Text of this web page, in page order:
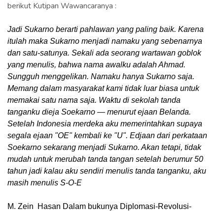
berikut Kutipan Wawancaranya :
Jadi Sukarno berarti pahlawan yang paling baik. Karena
itulah maka Sukarno menjadi namaku yang sebenarnya
dan satu‐satunya. Sekali ada seorang wartawan goblok
yang menulis, bahwa nama awalku adalah Ahmad.
Sungguh menggelikan. Namaku hanya Sukarno saja.
Memang dalam masyarakat kami tidak luar biasa untuk
memakai satu nama saja. Waktu di sekolah tanda
tanganku dieja Soekarno — menurut ejaan Belanda.
Setelah Indonesia merdeka aku memerintahkan supaya
segala ejaan "OE" kembali ke "U". Edjaan dari perkataan
Soekarno sekarang menjadi Sukarno. Akan tetapi, tidak
mudah untuk merubah tanda tangan setelah berumur 50
tahun jadi kalau aku sendiri menulis tanda tanganku, aku
masih menulis S‐O‐E
M. Zein  Hasan Dalam bukunya Diplomasi-Revolusi-